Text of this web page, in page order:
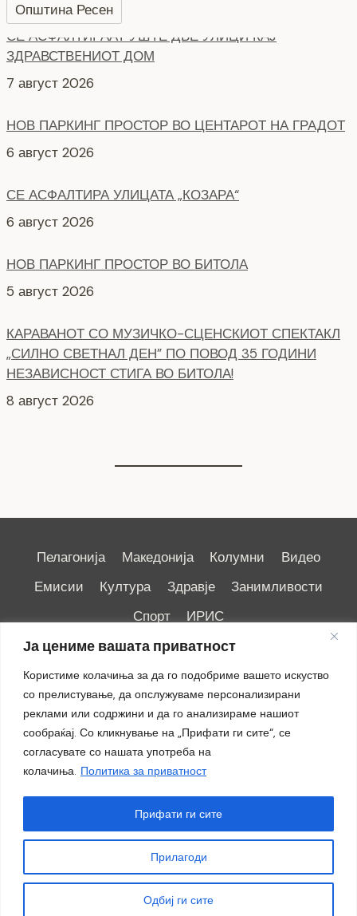
Ја цениме вашата приватност
Користиме колачиња за да го подобриме вашето искуство
со прелистување, да опслужуваме персонализирани
реклами или содржини и да го анализираме нашиот
сообраќај. Со кликнување на „Прифати ги сите“, се
согласувате со нашата употреба на
колачиња. Политика за приватност
Прилагоди
Одбиј ги сите
Прифати ги сите
Општина Ресен
НОВ ПАРКИНГ ПРОСТОР ВО ЦЕНТАРОТ НА ГРАДОТ
6 август 2026
СЕ АСФАЛТИРА УЛИЦАТА „КОЗАРА“
6 август 2026
НОВ ПАРКИНГ ПРОСТОР ВО БИТОЛА
5 август 2026
КАРАВАНОТ СО МУЗИЧКО-СЦЕНСКИОТ СПЕКТАКЛ
„СИЛНО СВЕТНАЛ ДЕН” ПО ПОВОД 35 ГОДИНИ
НЕЗАВИСНОСТ СТИГА ВО БИТОЛА!
СЕ АСФАЛТИРААТ УШТЕ ДВЕ УЛИЦИ КАЈ
ЗДРАВСТВEНИОТ ДОМ
7 август 2026
Пелагонија Македонија Колумни
Видео
Емисии
Култура Здравје
Занимливости
Спорт
ИРИС
Импресум|Маркетинг
© 2018 - 2026 ОТВ